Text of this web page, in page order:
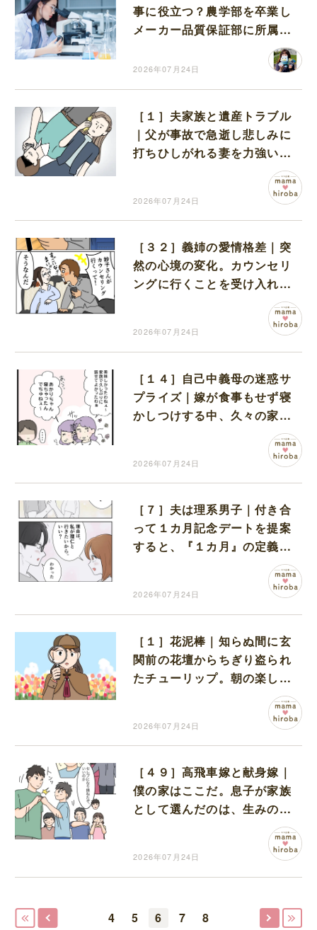
事に役立つ？農学部を卒業し
メーカー品質保証部に所属す
2026年07月24日
［１］夫家族と遺産トラブル
｜父が事故で急逝し悲しみに
打ちひしがれる妻を力強い言
2026年07月24日
［３２］義姉の愛情格差｜突
然の心境の変化。カウンセリ
ングに行くことを受け入れた
2026年07月24日
［１４］自己中義母の迷惑サ
プライズ｜嫁が食事もせず寝
かしつけする中、久々の家族
2026年07月24日
［７］夫は理系男子｜付き合
って１カ月記念デートを提案
すると、『１カ月』の定義を
2026年07月24日
［１］花泥棒｜知らぬ間に玄
関前の花壇からちぎり盗られ
たチューリップ。朝の楽しみ
を奪われたショックは大きい
2026年07月24日
［４９］高飛車嫁と献身嫁｜
僕の家はここだ。息子が家族
として選んだのは、生みの親
2026年07月24日
4 5 6 7 8